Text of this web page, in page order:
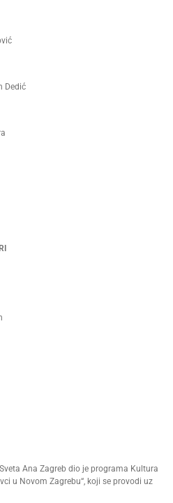
Dedić
Ana Zagreb dio je programa Kultura
u Novom Zagrebu“, koji se provodi uz